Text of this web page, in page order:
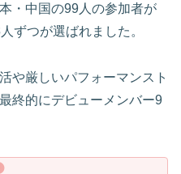
・中国の99人の参加者が
ずつが選ばれました。
や厳しいパフォーマンスト
終的にデビューメンバー9